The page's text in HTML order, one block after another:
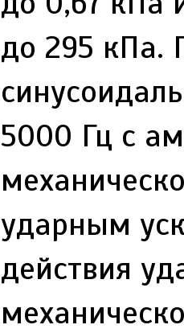
до 295 кПа.
5000 Гц с
ударным
действия